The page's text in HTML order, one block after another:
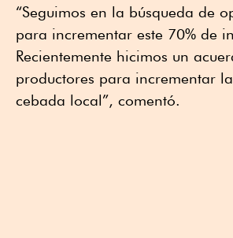
“Seguimos en la búsqueda de
para incrementar este 70% de
Recientemente hicimos un
productores para incrementar
cebada local”, comentó.